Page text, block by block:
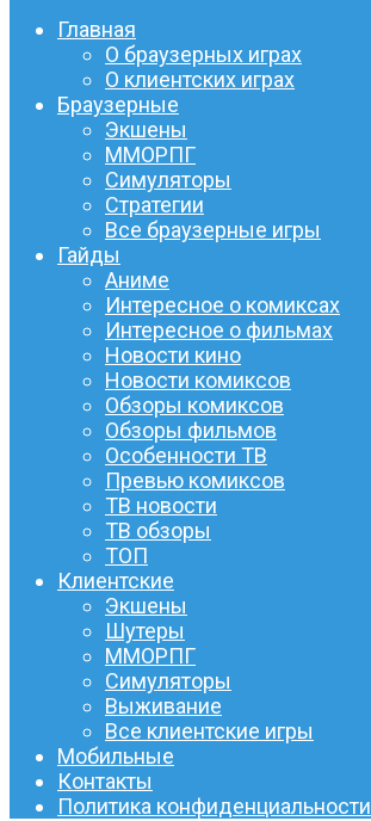
Главная
О браузерных играх
О клиентских играх
Браузерные
Экшены
ММОРПГ
Симуляторы
Стратегии
Все браузерные игры
Гайды
Аниме
Интересное о комиксах
Интересное о фильмах
Новости кино
Новости комиксов
Обзоры комиксов
Обзоры фильмов
Особенности ТВ
Превью комиксов
ТВ новости
ТВ обзоры
ТОП
Клиентские
Экшены
Шутеры
ММОРПГ
Симуляторы
Выживание
Все клиентские игры
Мобильные
Контакты
Политика конфиденциальности